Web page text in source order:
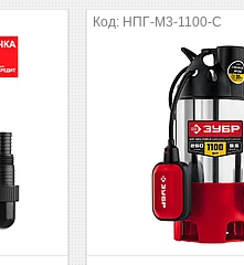
НПГ-М3-1100-С